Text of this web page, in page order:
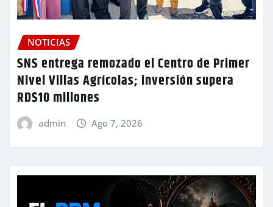
NOTICIAS
SNS entrega remozado el Centro de Primer
Nivel Villas Agrícolas; inversión supera
RD$10 millones
admin Ago 7, 2026